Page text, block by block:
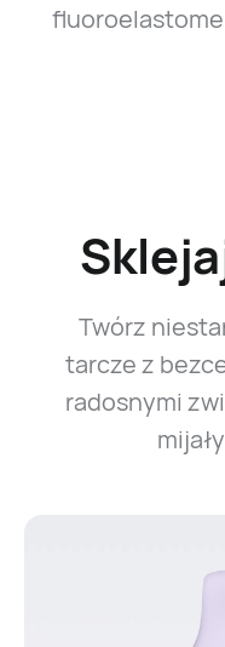
Twórz
tarcze z
radosnymi